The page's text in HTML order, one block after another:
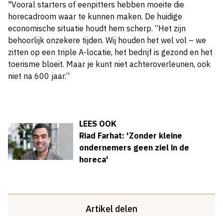
"Vooral starters of eenpitters hebben moeite die
horecadroom waar te kunnen maken. De huidige
economische situatie houdt hem scherp. “Het zijn
behoorlijk onzekere tijden. Wij houden het wel vol – we
zitten op een triple A-locatie, het bedrijf is gezond en het
toerisme bloeit. Maar je kunt niet achteroverleunen, ook
niet na 600 jaar.”
LEES OOK
Riad Farhat: 'Zonder kleine
ondernemers geen ziel in de
horeca'
Artikel delen